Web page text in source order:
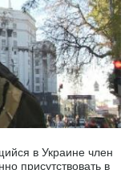
в Украине член
присутствовать в